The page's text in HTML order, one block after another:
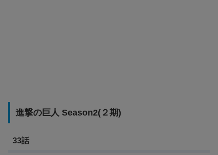
進撃の巨人 Season2(２期)
33話